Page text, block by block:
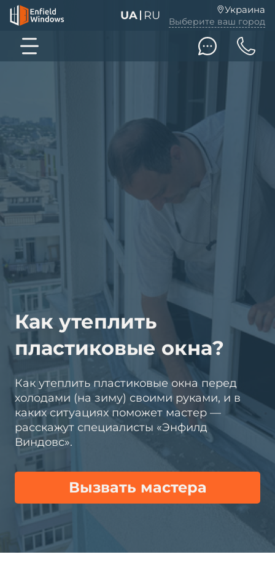
UA RU Украина
Выберите ваш город
Как утеплить
пластиковые окна?
Как утеплить пластиковые окна перед
холодами (на зиму) своими руками, и в
каких ситуациях поможет мастер —
расскажут специалисты «Энфилд
Виндовс».
Вызвать мастера